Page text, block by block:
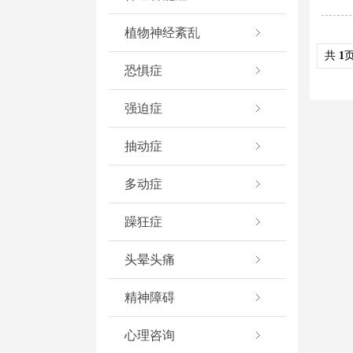
植物神经紊乱
恐惧症
强迫症
抽动症
多动症
躁狂症
头晕头痛
精神障碍
心理咨询
共 1